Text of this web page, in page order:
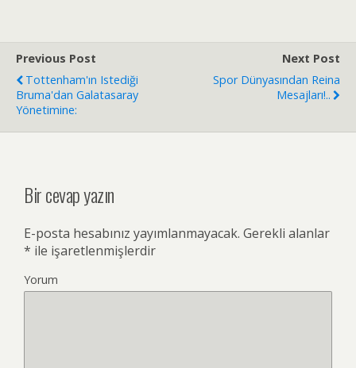
Previous Post
Tottenham'ın Istediği
Bruma'dan Galatasaray
Yönetimine:
Next Post
Spor Dünyasından Reina
Mesajları!..
Bir cevap yazın
E-posta hesabınız yayımlanmayacak. Gerekli alanlar
* ile işaretlenmişlerdir
Yorum